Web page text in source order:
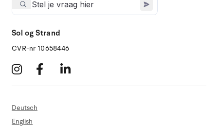
Sol og Strand
CVR-nr 10658446
Deutsch
English